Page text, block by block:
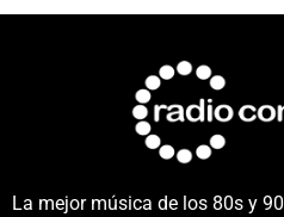
La mejor música de los 80s y